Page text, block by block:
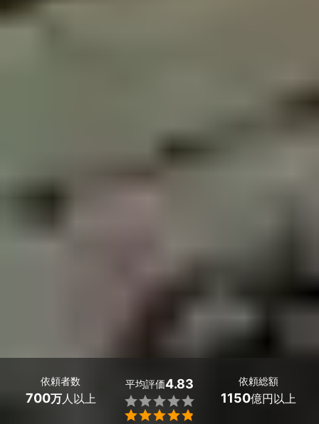
依頼者数
700万人以上
平均評価4.83


依頼総額
1150億円以上